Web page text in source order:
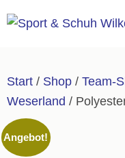
Inhalt
drücken)
Start / Shop / Team-
Weserland /
Angebot!